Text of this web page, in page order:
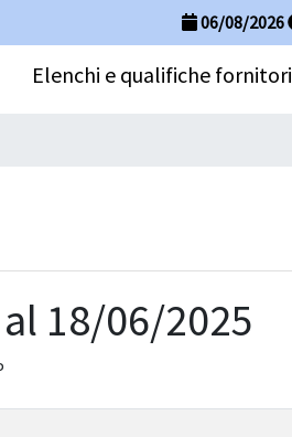
06/08/2026
Elenchi e qualifiche fornitori
18/06/2025